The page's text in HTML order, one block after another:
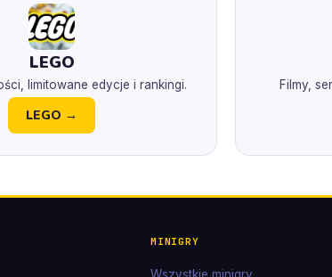
LEGO
limitowane edycje i rankingi.
LEGO →
Filmy,
MINIGRY